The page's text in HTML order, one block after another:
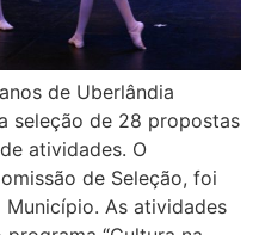
de Uberlândia
seleção de 28 propostas
atividades. O
de Seleção, foi
As atividades